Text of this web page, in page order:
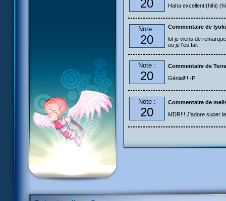
20
Haha excellent!(hihi)
Note :
20
Commentaire de
lol je viens de
ou je l'es fait
Note :
20
Commentaire de Terra
Génial!!!:-P
Note :
20
Commentaire de
MDR!!! J'adore super